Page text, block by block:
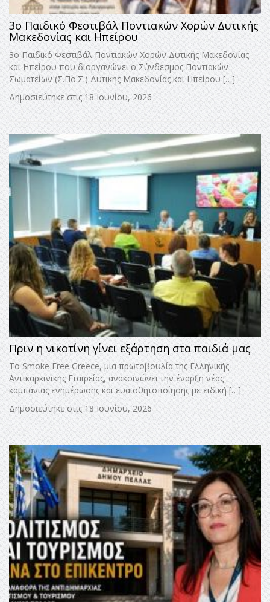
3ο Παιδικό Φεστιβάλ Ποντιακών Χορών Δυτικής
Μακεδονίας και Ηπείρου
3ο Παιδικό Φεστιβάλ Ποντιακών Χορών Δυτικής Μακεδονίας
και Ηπείρου που διοργανώνει ο Σύνδεσμος Ποντιακών
Σωματείων (Σ.Πο.Σ.) Δυτικής Μακεδονίας και Ηπείρου […]
Δημοσιεύτηκε στις 18 Ιουνίου, 2026
Πριν η νικοτίνη γίνει εξάρτηση στα παιδιά μας
Το Smoke Free Greece, μια πρωτοβουλία της Ελληνικής
Αντικαρκινικής Εταιρείας, ανακοινώνει την έναρξη νέας
καμπάνιας ενημέρωσης και ευαισθητοποίησης με ειδική […]
Δημοσιεύτηκε στις 18 Ιουνίου, 2026